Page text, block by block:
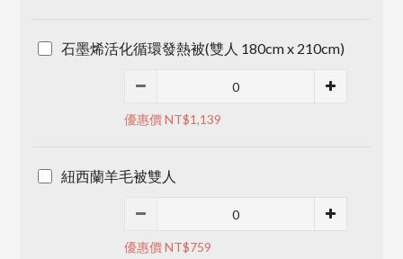
石墨烯活化循環發熱被(雙人 180cm x 210cm)
優惠價 NT$1,139
紐西蘭羊毛被雙人
優惠價 NT$759